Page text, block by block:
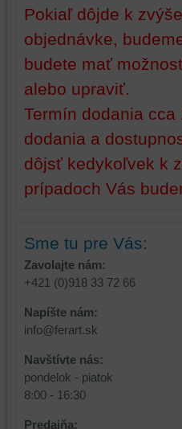
Pokiaľ dôjde k
objednávke,
budete mať
alebo upraviť.
Termín dodania
dodania a
dôjsť kedykoľvek k
prípadoch Vás
Sme tu pre Vás:
Zavolajte nám:
+421 (0)918 33 72 66
Napíšte nám:
info@ferart.sk
Navštívte nás:
pondelok - piatok
8:00 - 16:30
Predajňa: